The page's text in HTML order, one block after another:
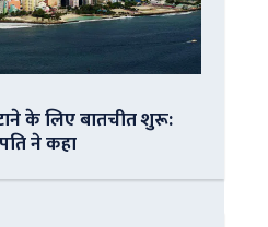
के लिए बातचीत शुरू:
ने कहा